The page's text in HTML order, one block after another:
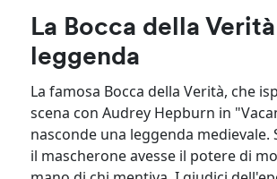
La Bocca della
leggenda
La famosa Bocca della Verità, che
scena con Audrey Hepburn in
nasconde una leggenda medievale.
il mascherone avesse il potere di